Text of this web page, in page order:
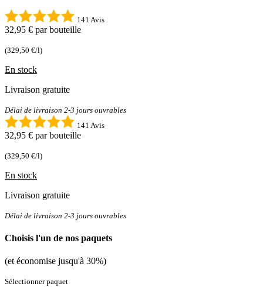
141 Avis
32,95 € par bouteille
(329,50 €/l)
En stock
Livraison gratuite
Délai de livraison 2-3 jours ouvrables
141 Avis
32,95 € par bouteille
(329,50 €/l)
En stock
Livraison gratuite
Délai de livraison 2-3 jours ouvrables
Choisis l'un de nos paquets
(et économise jusqu'à 30%)
Sélectionner paquet